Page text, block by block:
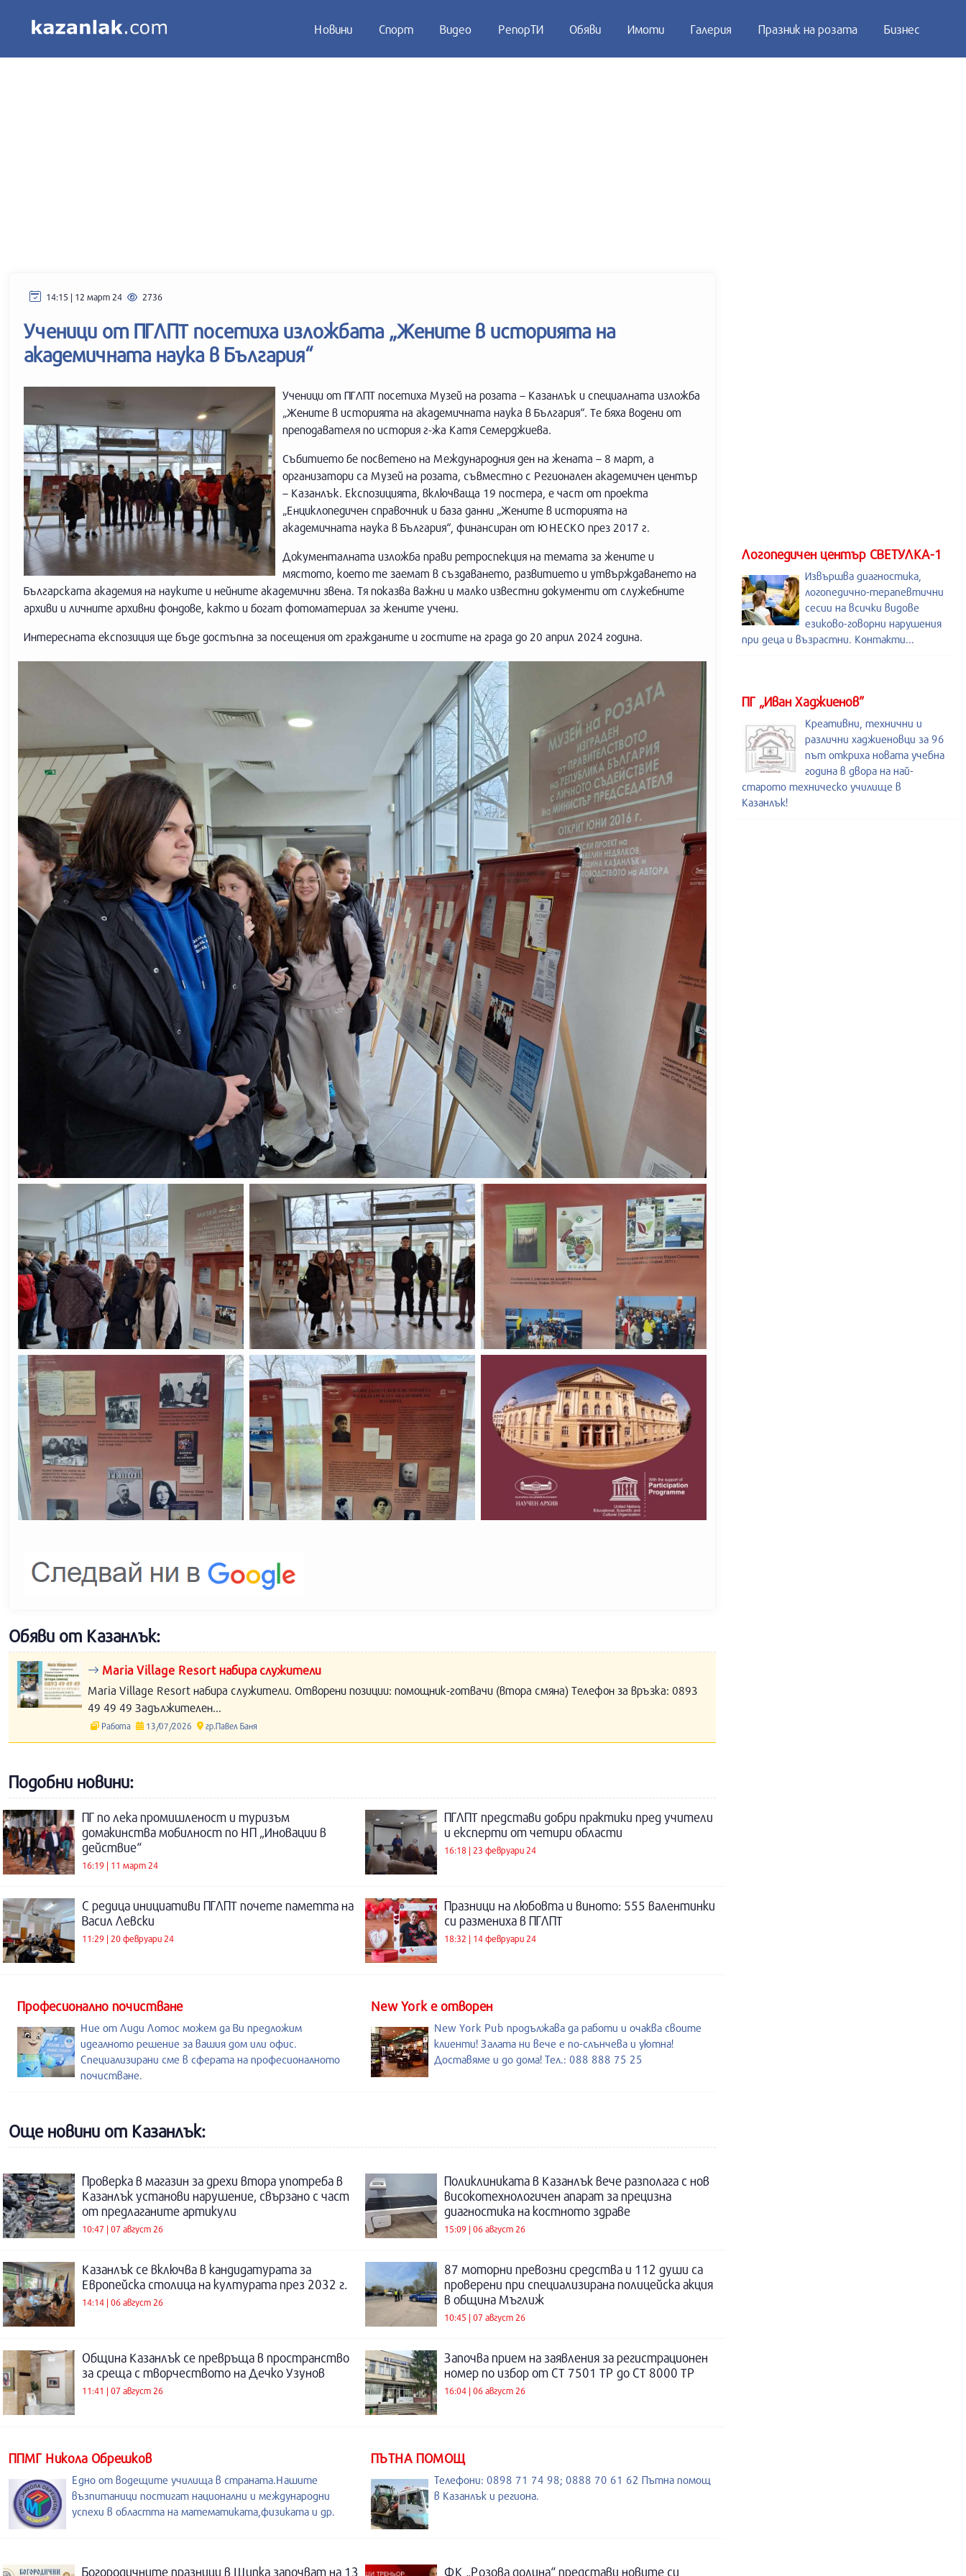
Новини Спорт Видео РепорТИ Обяви Имоти Галерия Празник на розата Бизнес
14:15 | 12 март 24 2736
Ученици от ПГЛПТ посетиха изложбата „Жените в историята на
академичната наука в България“
Ученици от ПГЛПТ посетиха Музей на розата – Казанлък и специалната изложба
„Жените в историята на академичната наука в България“. Те бяха водени от
преподавателя по история г-жа Катя Семерджиева.
Събитието бе посветено на Международния ден на жената – 8 март, а
организатори са Музей на розата, съвместно с Регионален академичен център
– Казанлък. Експозицията, включваща 19 постера, е част от проекта
„Енциклопедичен справочник и база данни „Жените в историята на
академичната наука в България“, финансиран от ЮНЕСКО през 2017 г.
Документалната изложба прави ретроспекция на темата за жените и
мястото, което те заемат в създаването, развитието и утвърждаването на
Българската академия на науките и нейните академични звена. Тя показва важни и малко известни документи от служебните
архиви и личните архивни фондове, както и богат фотоматериал за жените учени.
Интересната експозиция ще бъде достъпна за посещения от гражданите и гостите на града до 20 април 2024 година.
Обяви от Казанлък:
Maria Village Resort набира служители
Maria Village Resort набира служители. Отворени позиции: помощник-готвачи (втора смяна) Телефон за връзка: 0893
49 49 49 Задължителен...
Работа 13/07/2026 гр.Павел Баня
Подобни новини:
ПГ по лека промишленост и туризъм
домакинства мобилност по НП „Иновации в
действие“
16:19 | 11 март 24
ПГЛПТ представи добри практики пред учители
и експерти от четири области
16:18 | 23 февруари 24
С редица инициативи ПГЛПТ почете паметта на
Васил Левски
11:29 | 20 февруари 24
Празници на любовта и виното: 555 валентинки
си размениха в ПГЛПТ
18:32 | 14 февруари 24
Логопедичен център СВЕТУЛКА-1
Извършва диагностика,
логопедично-терапевтични
сесии на всички видове
езиково-говорни нарушения
при деца и възрастни. Контакти...
ПГ „Иван Хаджиенов”
Креативни, технични и
различни хаджиеновци за 96
път откриха новата учебна
година в двора на най-
старото техническо училище в
Казанлък!
Професионално почистване
Ние от Лиди Лотос можем да Ви предложим
идеалното решение за вашия дом или офис.
Специализирани сме в сферата на професионалното
почистване.
New York е отворен
New York Pub продължава да работи и очаква своите
клиенти! Залата ни вече е по-слънчева и уютна!
Доставяме и до дома! Тел.: 088 888 75 25
Още новини от Казанлък:
Проверка в магазин за дрехи втора употреба в
Казанлък установи нарушение, свързано с част
от предлаганите артикули
10:47 | 07 август 26
Поликлиниката в Казанлък вече разполага с нов
високотехнологичен апарат за прецизна
диагностика на костното здраве
15:09 | 06 август 26
Казанлък се включва в кандидатурата за
Европейска столица на културата през 2032 г.
14:14 | 06 август 26
87 моторни превозни средства и 112 души са
проверени при специализирана полицейска акция
в община Мъглиж
10:45 | 07 август 26
Община Казанлък се превръща в пространство
за среща с творчеството на Дечко Узунов
11:41 | 07 август 26
Започва прием на заявления за регистрационен
номер по избор от СТ 7501 ТР до СТ 8000 ТР
16:04 | 06 август 26
ППМГ Никола Обрешков
Едно от водещите училища в страната.Нашите
възпитаници постигат национални и международни
успехи в областта на математиката,физиката и др.
ПЪТНА ПОМОЩ
Телефони: 0898 71 74 98; 0888 70 61 62 Пътна помощ
в Казанлък и региона.
Богородичните празници в Шипка започват на 13 ФК „Розова долина“ представи новите си